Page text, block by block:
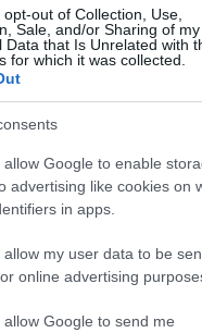
out of Collection, Use,
Sale, and/or Sharing of my
Data that Is Unrelated with
for which it was collected.
allow Google to enable
advertising like cookies on
in apps.
allow my user data to be
online advertising
allow Google to send me